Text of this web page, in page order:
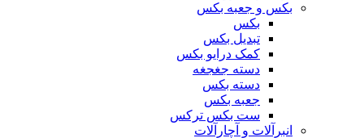
بکس و جعبه بکس
بکس
تبدیل بکس
کمک درایو بکس
دسته جغجغه
دسته بکس
جعبه بکس
ست بکس ترکس
انبرآلات و آچارآلات